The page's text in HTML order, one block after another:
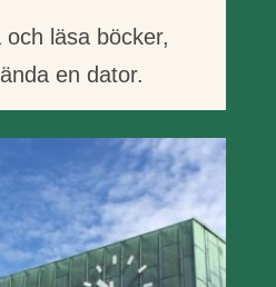
läsa böcker,
en dator.